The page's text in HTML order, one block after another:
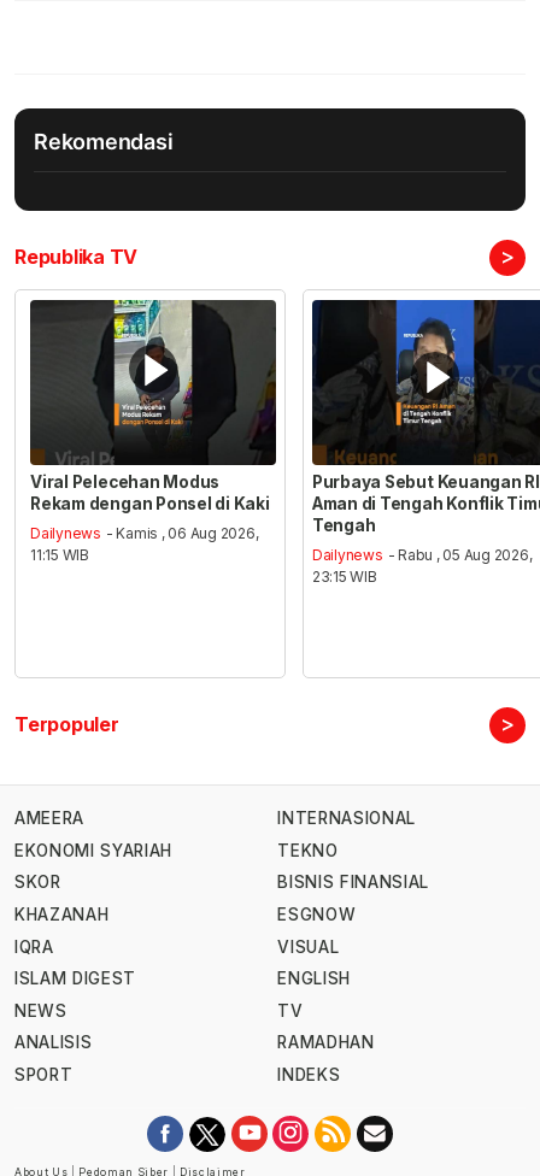
Rekomendasi
Republika TV >
Viral Pelecehan Modus
Rekam dengan Ponsel di Kaki
Dailynews - Kamis , 06 Aug 2026,
11:15 WIB
Purbaya Sebut Keuangan RI
Aman di Tengah Konflik
Tengah
Dailynews - Rabu , 05 Aug 2026,
23:15 WIB
Terpopuler >
AMEERA
EKONOMI SYARIAH
SKOR
KHAZANAH
IQRA
ISLAM DIGEST
NEWS
ANALISIS
SPORT
INTERNASIONAL
TEKNO
BISNIS FINANSIAL
ESGNOW
VISUAL
ENGLISH
TV
RAMADHAN
INDEKS
About Us Pedoman Siber Disclaimer